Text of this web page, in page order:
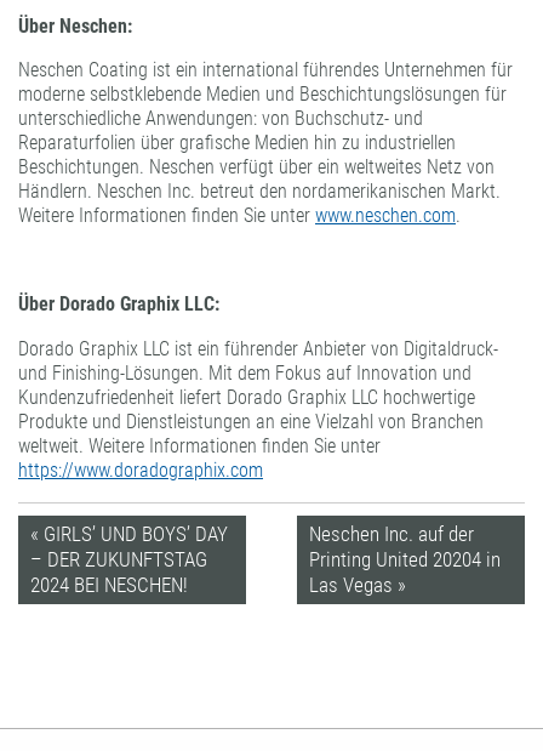
Über Neschen:
Neschen Coating ist ein international führendes Unternehmen für
moderne selbstklebende Medien und Beschichtungslösungen für
unterschiedliche Anwendungen: von Buchschutz- und
Reparaturfolien über grafische Medien hin zu industriellen
Beschichtungen. Neschen verfügt über ein weltweites Netz von
Händlern. Neschen Inc. betreut den nordamerikanischen Markt.
Weitere Informationen finden Sie unter www.neschen.com.
Über Dorado Graphix LLC:
Dorado Graphix LLC ist ein führender Anbieter von Digitaldruck-
und Finishing-Lösungen. Mit dem Fokus auf Innovation und
Kundenzufriedenheit liefert Dorado Graphix LLC hochwertige
Produkte und Dienstleistungen an eine Vielzahl von Branchen
weltweit. Weitere Informationen finden Sie unter
https://www.doradographix.com
Neschen Inc. auf der
Printing United 20204 in
Las Vegas »
« GIRLS’ UND BOYS’ DAY
– DER ZUKUNFTSTAG
2024 BEI NESCHEN!